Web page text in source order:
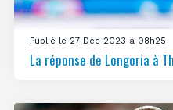
Publié le 27 Déc 2023 à 08h25
La réponse de Longoria à